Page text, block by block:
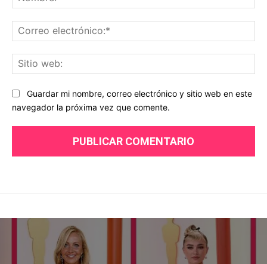
Guardar mi nombre, correo electrónico y sitio web en este
navegador la próxima vez que comente.